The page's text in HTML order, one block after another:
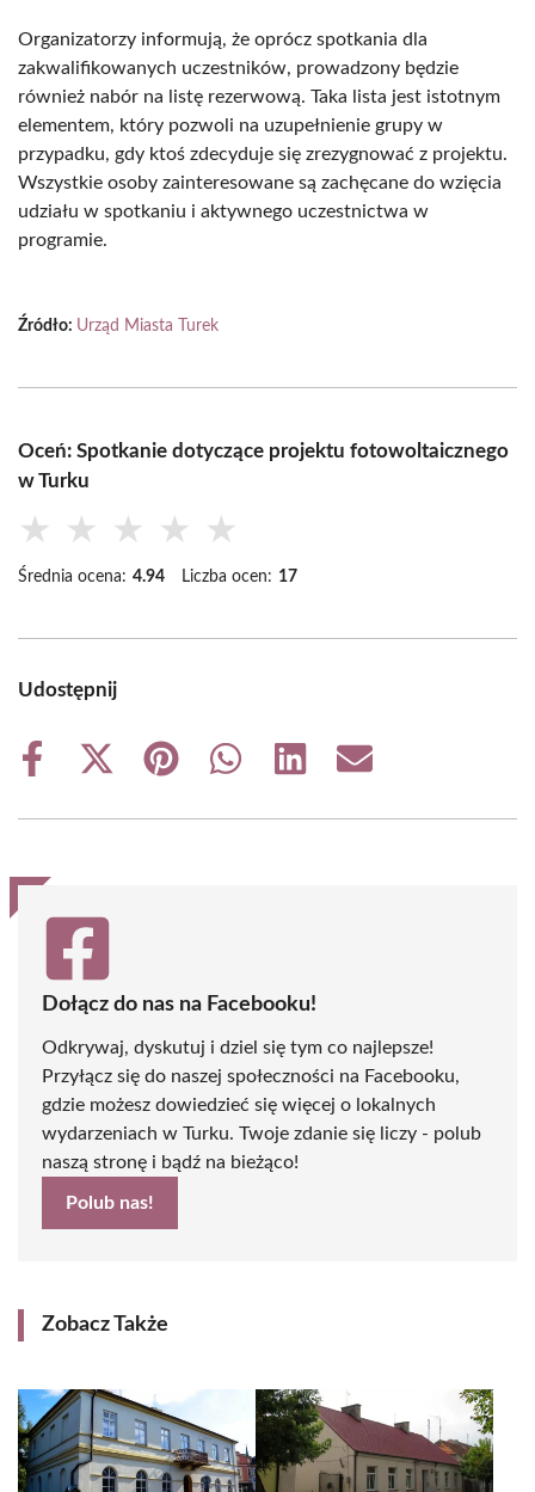
Organizatorzy informują, że oprócz spotkania dla
zakwalifikowanych uczestników, prowadzony będzie
również nabór na listę rezerwową. Taka lista jest istotnym
elementem, który pozwoli na uzupełnienie grupy w
przypadku, gdy ktoś zdecyduje się zrezygnować z projektu.
Wszystkie osoby zainteresowane są zachęcane do wzięcia
udziału w spotkaniu i aktywnego uczestnictwa w
programie.
Źródło: Urząd Miasta Turek
Oceń: Spotkanie dotyczące projektu fotowoltaicznego
w Turku
★ ★ ★ ★ ★
Średnia ocena: 4.94 Liczba ocen: 17
Udostępnij
Share
Share
(Twitter)
Share
Share
Share
Share
Dołącz do nas na Facebooku!
Odkrywaj, dyskutuj i dziel się tym co najlepsze!
Przyłącz się do naszej społeczności na Facebooku,
gdzie możesz dowiedzieć się więcej o lokalnych
wydarzeniach w Turku. Twoje zdanie się liczy - polub
naszą stronę i bądź na bieżąco!
Polub nas!
Zobacz Także